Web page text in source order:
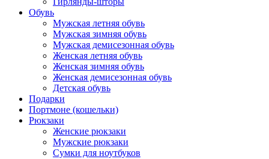
Обувь
Мужская летняя обувь
Мужская зимняя обувь
Мужская демисезонная обувь
Женская летняя обувь
Женская зимняя обувь
Женская демисезонная обувь
Детская обувь
Подарки
Портмоне (кошельки)
Рюкзаки
Женские рюкзаки
Мужские рюкзаки
Сумки для ноутбуков